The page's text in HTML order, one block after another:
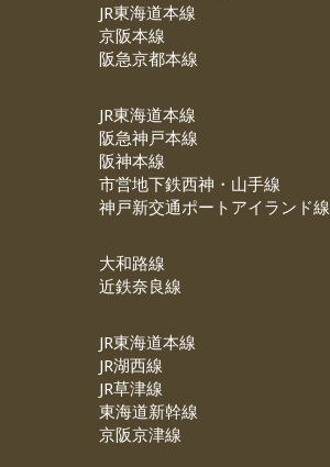
JR東海道本線
京阪本線
阪急京都本線
JR東海道本線
阪急神戸本線
阪神本線
市営地下鉄西神・山手線
神戸新交通ポートアイランド線
大和路線
近鉄奈良線
JR東海道本線
JR湖西線
JR草津線
東海道新幹線
京阪京津線